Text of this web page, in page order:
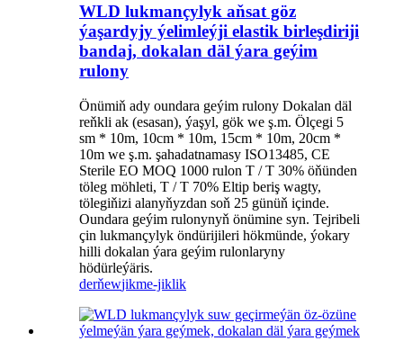
WLD lukmançylyk aňsat göz
ýaşardyjy ýelimleýji elastik birleşdiriji
bandaj, dokalan däl ýara geýim
rulony
Önümiň ady oundara geýim rulony Dokalan däl
reňkli ak (esasan), ýaşyl, gök we ş.m. Ölçegi 5
sm * 10m, 10cm * 10m, 15cm * 10m, 20cm *
10m we ş.m. şahadatnamasy ISO13485, CE
Sterile EO MOQ 1000 rulon T / T 30% öňünden
töleg möhleti, T / T 70% Eltip beriş wagty,
tölegiňizi alanyňyzdan soň 25 günüň içinde.
Oundara geýim rulonynyň önümine syn. Tejribeli
çin lukmançylyk öndürijileri hökmünde, ýokary
hilli dokalan ýara geýim rulonlaryny
hödürleýäris.
derňewjikme-jiklik